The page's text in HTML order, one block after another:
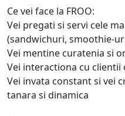
Ce vei face la FROO:
Vei pregati si servi cele
(sandwichuri, smoothie-
Vei mentine curatenia si
Vei interactiona cu clientii
Vei invata constant si vei
tanara si dinamica